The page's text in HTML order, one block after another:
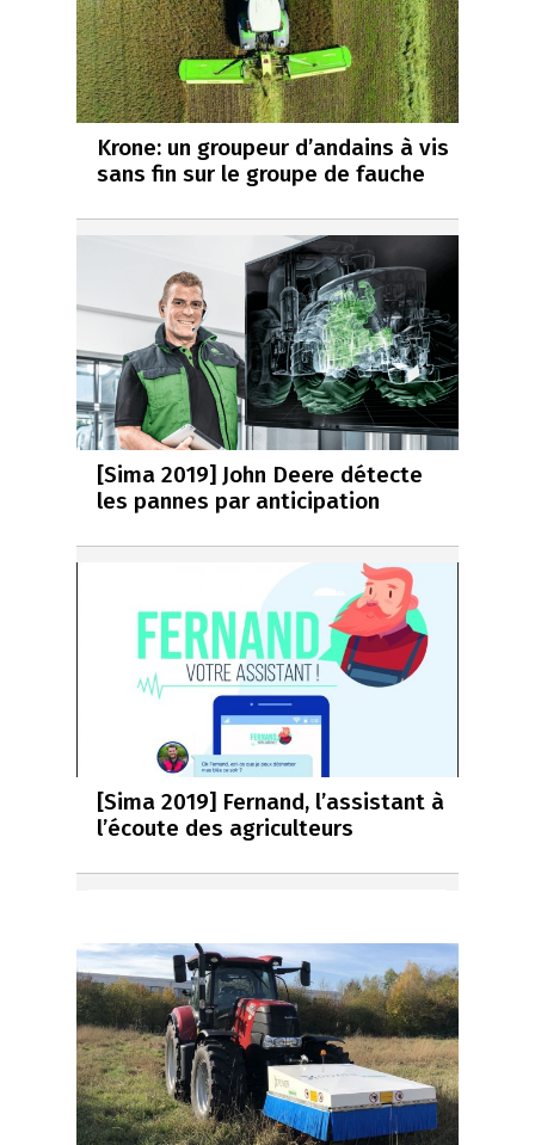
Krone: un groupeur d’andains à vis
sans fin sur le groupe de fauche
[Sima 2019] John Deere détecte
les pannes par anticipation
[Sima 2019] Fernand, l’assistant à
l’écoute des agriculteurs